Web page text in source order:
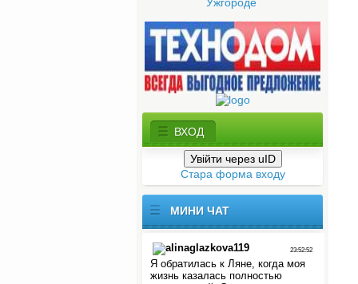
ВХОД
Увійти через uID
Стара форма входу
МИНИ ЧАТ